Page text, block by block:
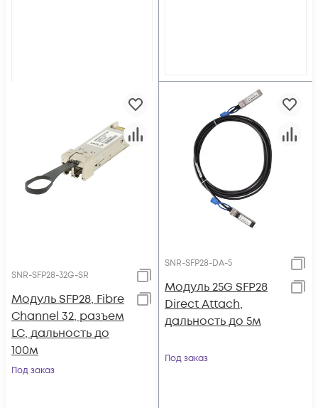
SNR-SFP28-32G-SR
Модуль SFP28, Fibre
Channel 32, разъем
LC, дальность до
100м
Под заказ
SNR-SFP28-DA-5
Модуль 25G SFP28
Direct Attach,
дальность до 5м
Под заказ